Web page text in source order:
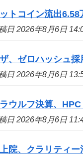
トコイン流出
日 2026年8月6日
、ゼロハッシュ
日 2026年8月6日
ウルフ決算、
日 2026年8月6日
院、クラリティ